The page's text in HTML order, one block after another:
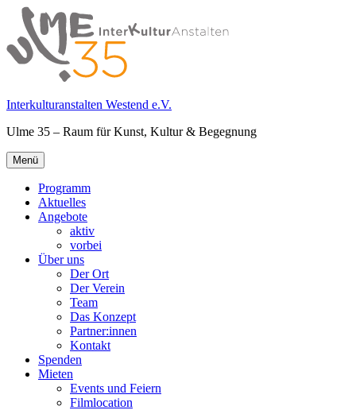
Springe
zum
Inhalt
Interkulturanstalten Westend e.V.
Ulme 35 – Raum für Kunst, Kultur & Begegnung
Primäres
Menü
Menü
Programm
Aktuelles
Angebote
aktiv
vorbei
Über uns
Der Ort
Der Verein
Team
Das Konzept
Partner:innen
Kontakt
Spenden
Mieten
Events und Feiern
Filmlocation